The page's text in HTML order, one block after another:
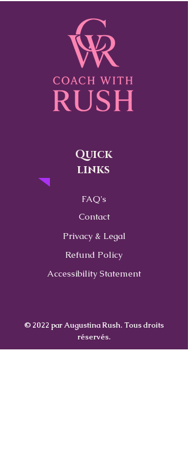
Quick
links
FAQ's
Contact
Privacy & Legal
Refund Policy
Accessibility Statement
© 2022 par Augustina Rush. Tous droits
réservés.